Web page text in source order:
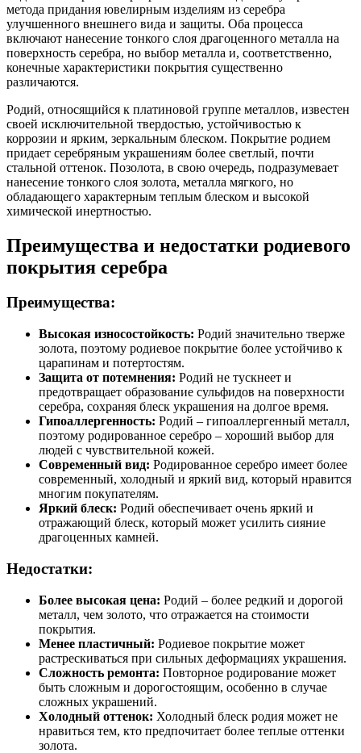
метода придания ювелирным изделиям из серебра
улучшенного внешнего вида и защиты. Оба процесса
включают нанесение тонкого слоя драгоценного металла на
поверхность серебра, но выбор металла и, соответственно,
конечные характеристики покрытия существенно
различаются.
Родий, относящийся к платиновой группе металлов, известен
своей исключительной твердостью, устойчивостью к
коррозии и ярким, зеркальным блеском. Покрытие родием
придает серебряным украшениям более светлый, почти
стальной оттенок. Позолота, в свою очередь, подразумевает
нанесение тонкого слоя золота, металла мягкого, но
обладающего характерным теплым блеском и высокой
химической инертностью.
Преимущества и недостатки родиевого
покрытия серебра
Преимущества:
Высокая износостойкость: Родий значительно тверже
золота, поэтому родиевое покрытие более устойчиво к
царапинам и потертостям.
Защита от потемнения: Родий не тускнеет и
предотвращает образование сульфидов на поверхности
серебра, сохраняя блеск украшения на долгое время.
Гипоаллергенность: Родий – гипоаллергенный металл,
поэтому родированное серебро – хороший выбор для
людей с чувствительной кожей.
Современный вид: Родированное серебро имеет более
современный, холодный и яркий вид, который нравится
многим покупателям.
Яркий блеск: Родий обеспечивает очень яркий и
отражающий блеск, который может усилить сияние
драгоценных камней.
Недостатки:
Более высокая цена: Родий – более редкий и дорогой
металл, чем золото, что отражается на стоимости
покрытия.
Менее пластичный: Родиевое покрытие может
растрескиваться при сильных деформациях украшения.
Сложность ремонта: Повторное родирование может
быть сложным и дорогостоящим, особенно в случае
сложных украшений.
Холодный оттенок: Холодный блеск родия может не
нравиться тем, кто предпочитает более теплые оттенки
золота.